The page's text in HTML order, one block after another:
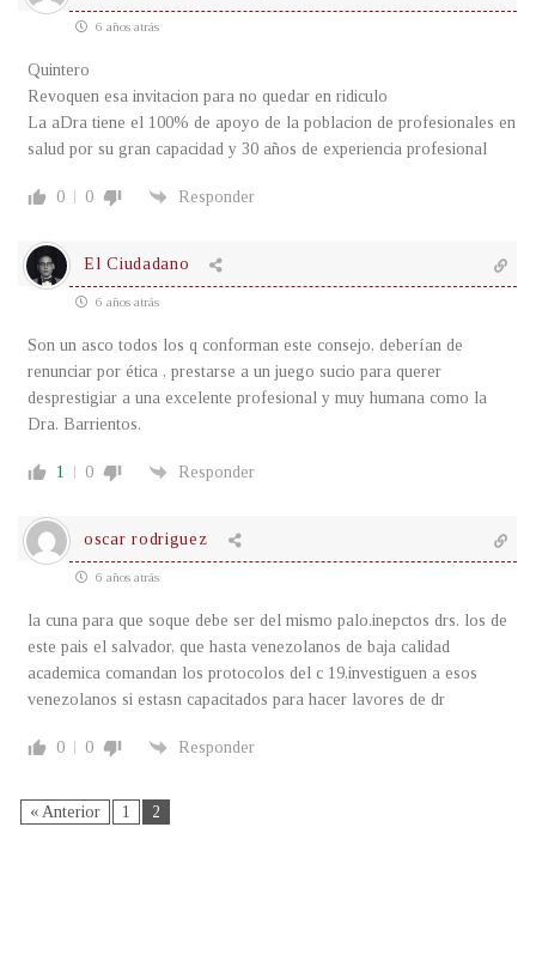
6 años atrás
Quintero
Revoquen esa invitacion para no quedar en ridiculo
La aDra tiene el 100% de apoyo de la poblacion de profesionales en
salud por su gran capacidad y 30 años de experiencia profesional
0 0 Responder
El Ciudadano
6 años atrás
Son un asco todos los q conforman este consejo, deberían de
renunciar por ética , prestarse a un juego sucio para querer
desprestigiar a una excelente profesional y muy humana como la
Dra. Barrientos.
1 0 Responder
oscar rodriguez
6 años atrás
la cuna para que soque debe ser del mismo palo.inepctos drs. los de
este pais el salvador, que hasta venezolanos de baja calidad
academica comandan los protocolos del c 19,investiguen a esos
venezolanos si estasn capacitados para hacer lavores de dr
0 0 Responder
« Anterior 1 2